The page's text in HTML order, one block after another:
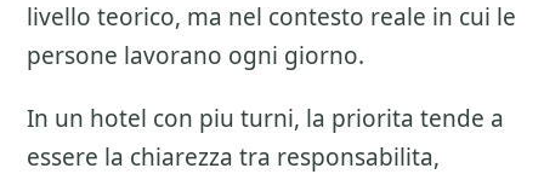
livello teorico, ma nel contesto reale in cui le
persone lavorano ogni giorno.
In un hotel con piu turni, la priorita tende a
essere la chiarezza tra responsabilita,